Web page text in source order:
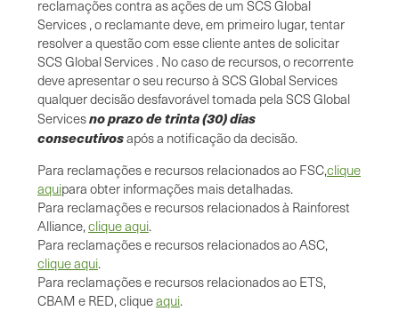
reclamações contra as ações de um SCS Global
Services , o reclamante deve, em primeiro lugar, tentar
resolver a questão com esse cliente antes de solicitar
SCS Global Services . No caso de recursos, o recorrente
deve apresentar o seu recurso à SCS Global Services
qualquer decisão desfavorável tomada pela SCS Global
Servicesno prazo de trinta (30) dias
consecutivosapós a notificação da decisão.
Para reclamações e recursos relacionados ao FSC,clique
aquipara obter informações mais detalhadas.
Para reclamações e recursos relacionados à Rainforest
Alliance,clique aqui.
Para reclamações e recursos relacionados ao ASC,
clique aqui.
Para reclamações e recursos relacionados ao ETS,
CBAM e RED, cliqueaqui.